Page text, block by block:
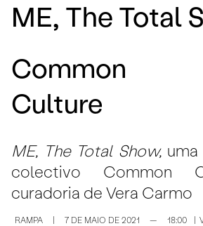
CONTACTOS
ME, The Total
Common
Culture
ME, The Total Show,
colectivo Common
curadoria de Vera Carmo
RAMPA 7 DE MAIO DE 2021 — 18:00